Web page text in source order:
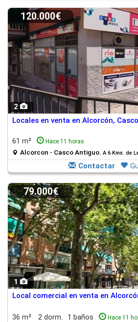
2
120.000€
Locales en venta en Alcorcón,
61 m² Hace 11 horas
Alcorcon - Casco Antiguo. A 6 Kms. de
Contactar
1
79.000€
Local comercial en venta en
36 m² 2 dorm. 1 baños Hace 11